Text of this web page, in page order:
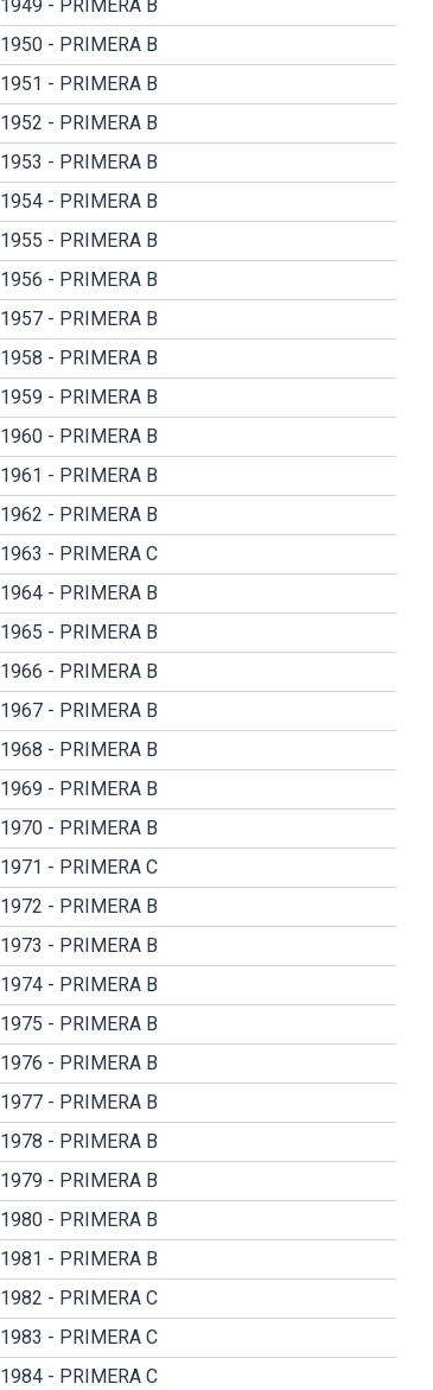
1949 - PRIMERA B
1950 - PRIMERA B
1951 - PRIMERA B
1952 - PRIMERA B
1953 - PRIMERA B
1954 - PRIMERA B
1955 - PRIMERA B
1956 - PRIMERA B
1957 - PRIMERA B
1958 - PRIMERA B
1959 - PRIMERA B
1960 - PRIMERA B
1961 - PRIMERA B
1962 - PRIMERA B
1963 - PRIMERA C
1964 - PRIMERA B
1965 - PRIMERA B
1966 - PRIMERA B
1967 - PRIMERA B
1968 - PRIMERA B
1969 - PRIMERA B
1970 - PRIMERA B
1971 - PRIMERA C
1972 - PRIMERA B
1973 - PRIMERA B
1974 - PRIMERA B
1975 - PRIMERA B
1976 - PRIMERA B
1977 - PRIMERA B
1978 - PRIMERA B
1979 - PRIMERA B
1980 - PRIMERA B
1981 - PRIMERA B
1982 - PRIMERA C
1983 - PRIMERA C
1984 - PRIMERA C